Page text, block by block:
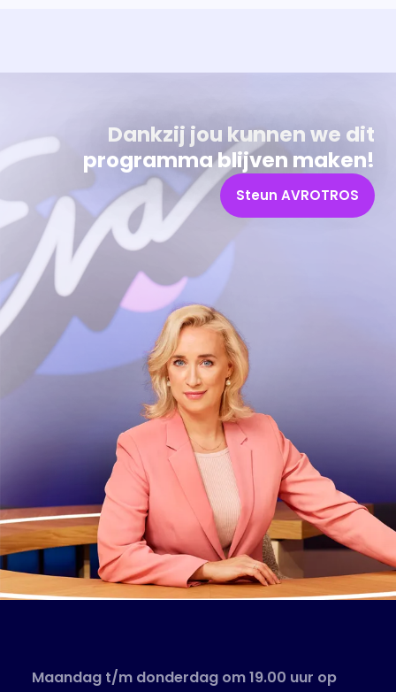
Dankzij jou kunnen we dit
programma blijven maken!
Steun AVROTROS
Maandag t/m donderdag om 19.00 uur op